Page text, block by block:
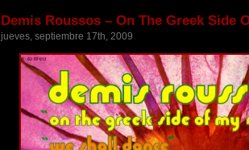
Demis Roussos – On The Greek Side
jueves, septiembre 17th, 2009